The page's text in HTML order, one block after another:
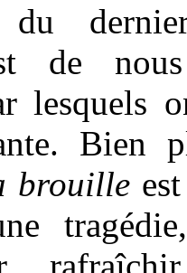
de
lesquels
Bien
brouille